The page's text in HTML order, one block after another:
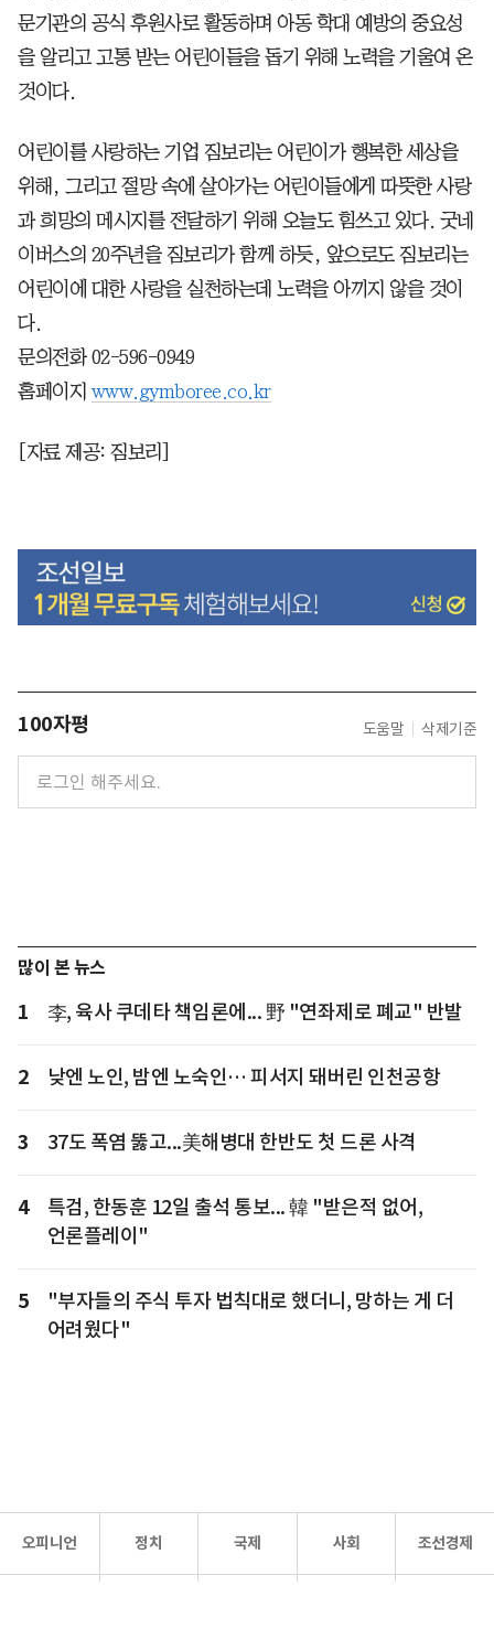
문기관의 공식 후원사로 활동하며 아동 학대 예방의 중요성
을 알리고 고통 받는 어린이들을 돕기 위해 노력을 기울여 온
것이다.
어린이를 사랑하는 기업 짐보리는 어린이가 행복한 세상을
위해, 그리고 절망 속에 살아가는 어린이들에게 따뜻한 사랑
과 희망의 메시지를 전달하기 위해 오늘도 힘쓰고 있다. 굿네
이버스의 20주년을 짐보리가 함께 하듯, 앞으로도 짐보리는
어린이에 대한 사랑을 실천하는데 노력을 아끼지 않을 것이
다.
문의전화 02-596-0949
홈페이지 www.gymboree.co.kr
[자료 제공: 짐보리]
100자평 도움말 삭제기준
많이 본 뉴스
1 李, 육사 쿠데타 책임론에... 野 "연좌제로 폐교" 반발
2 낮엔 노인, 밤엔 노숙인… 피서지 돼버린 인천공항
3 37도 폭염 뚫고...美해병대 한반도 첫 드론 사격
4
특검, 한동훈 12일 출석 통보... 韓 "받은적 없어,
언론플레이"
5
"부자들의 주식 투자 법칙대로 했더니, 망하는 게 더
어려웠다"
오피니언 정치 국제 사회 조선경제